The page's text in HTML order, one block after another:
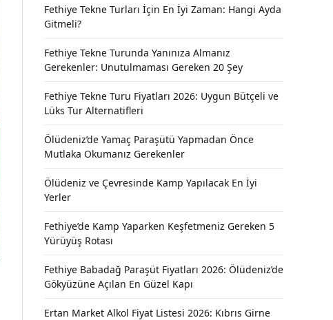
Fethiye Tekne Turları İçin En İyi Zaman: Hangi Ayda
Gitmeli?
Fethiye Tekne Turunda Yanınıza Almanız
Gerekenler: Unutulmaması Gereken 20 Şey
Fethiye Tekne Turu Fiyatları 2026: Uygun Bütçeli ve
Lüks Tur Alternatifleri
Ölüdeniz’de Yamaç Paraşütü Yapmadan Önce
Mutlaka Okumanız Gerekenler
Ölüdeniz ve Çevresinde Kamp Yapılacak En İyi
Yerler
Fethiye’de Kamp Yaparken Keşfetmeniz Gereken 5
Yürüyüş Rotası
Fethiye Babadağ Paraşüt Fiyatları 2026: Ölüdeniz’de
Gökyüzüne Açılan En Güzel Kapı
Ertan Market Alkol Fiyat Listesi 2026: Kıbrıs Girne